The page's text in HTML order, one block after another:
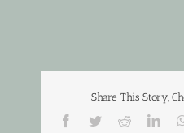
Share This Story,
Facebook
TwitterReddit